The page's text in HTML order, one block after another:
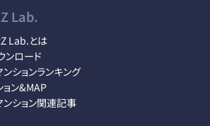
Lab.
Lab.とは
ンロード
ションランキング
ョン&MAP
ンション関連記事